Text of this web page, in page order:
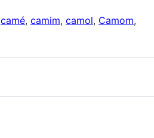
camé, camim, camol, Camom,